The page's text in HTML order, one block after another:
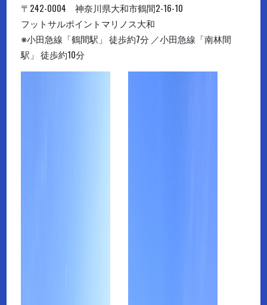
〒242-0004 神奈川県大和市鶴間2-16-10
フットサルポイントマリノス大和
※小田急線「鶴間駅」 徒歩約7分 ／小田急線「南林間
駅」 徒歩約10分